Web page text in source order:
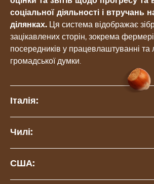
соціальної діяльності і втручань
ділянках. Ця система відображає
зацікавлених сторін, зокрема
посередників у працевлаштуванні та
громадської думки.
Італія:
Чилі:
США: